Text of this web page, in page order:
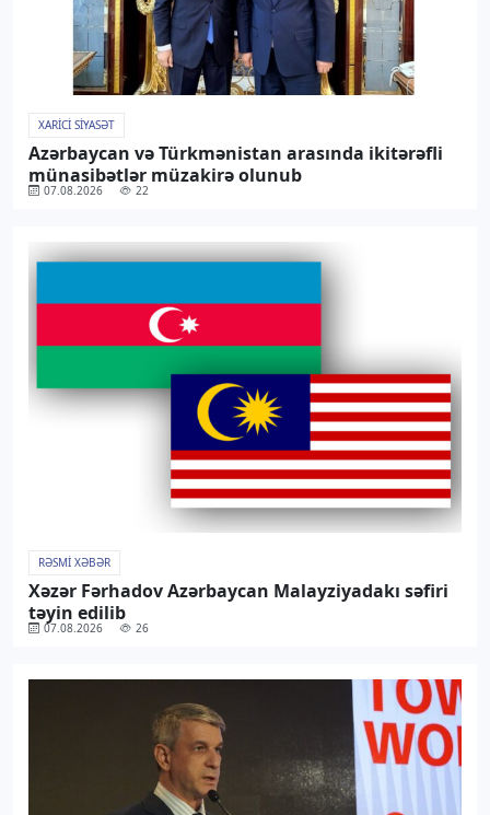
XARICI SIYASƏT
Azərbaycan və Türkmənistan arasında ikitərəfli
münasibətlər müzakirə olunub
07.08.2026 22
RƏSMI XƏBƏR
Xəzər Fərhadov Azərbaycan Malayziyadakı səfiri
təyin edilib
07.08.2026 26